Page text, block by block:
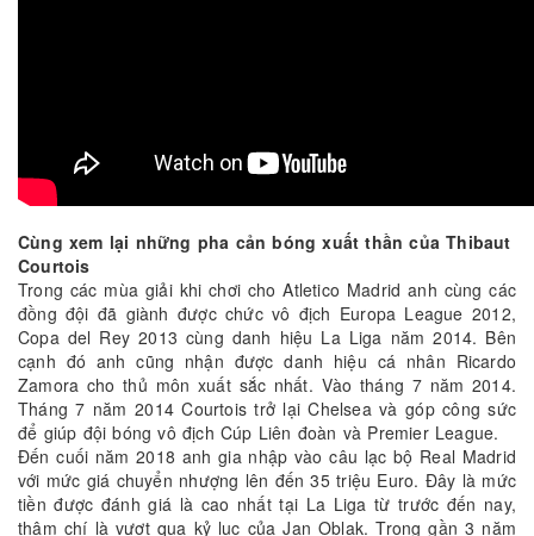
Cùng xem lại những pha cản bóng xuất thần của Thibaut
Courtois
Trong các mùa giải khi chơi cho Atletico Madrid anh cùng các
đồng đội đã giành được chức vô địch Europa League 2012,
Copa del Rey 2013 cùng danh hiệu La Liga năm 2014. Bên
cạnh đó anh cũng nhận được danh hiệu cá nhân Ricardo
Zamora cho thủ môn xuất sắc nhất. Vào tháng 7 năm 2014.
Tháng 7 năm 2014 Courtois trở lại Chelsea và góp công sức
để giúp đội bóng vô địch Cúp Liên đoàn và Premier League.
Đến cuối năm 2018 anh gia nhập vào câu lạc bộ Real Madrid
với mức giá chuyển nhượng lên đến 35 triệu Euro. Đây là mức
tiền được đánh giá là cao nhất tại La Liga từ trước đến nay,
thậm chí là vượt qua kỷ lục của Jan Oblak. Trong gần 3 năm